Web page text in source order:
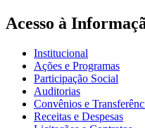
Acesso à
Institucional
Ações e Programas
Participação Social
Auditorias
Convênios e
Receitas e Despesas